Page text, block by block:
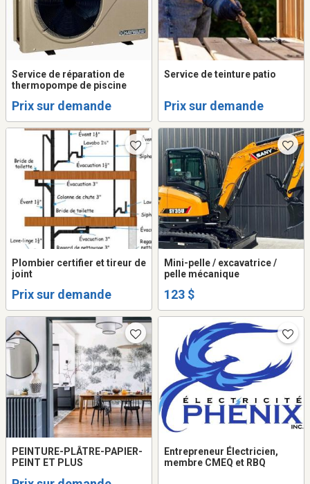
Service de réparation de
thermopompe de piscine
Prix sur demande
Service de teinture patio
Prix sur demande
Plombier certifier et tireur de
joint
Prix sur demande
Mini-pelle / excavatrice /
pelle mécanique
123 $
PEINTURE-PLÂTRE-PAPIER-
PEINT ET PLUS
Entrepreneur Électricien,
membre CMEQ et RBQ